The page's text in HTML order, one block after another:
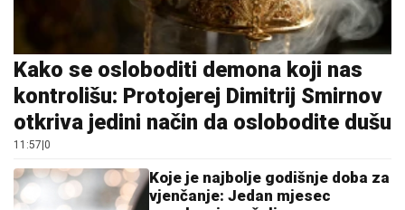
Kako se osloboditi demona koji nas
kontrolišu: Protojerej Dimitrij Smirnov
otkriva jedini način da oslobodite dušu
11:57 0
Koje je najbolje godišnje doba za
vjenčanje: Jedan mjesec